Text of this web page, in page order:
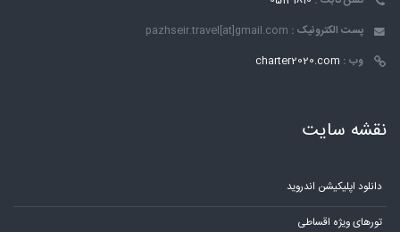
پست الکترونیک : pazhseir.travel[at]gmail.com
وب : charter2020.com
نقشه سایت
دانلود اپلیکیشن اندروید
تورهای ویژه اقساطی